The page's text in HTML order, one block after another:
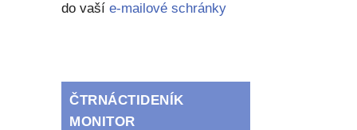
do vašíe-mailové schránky
ČTRNÁCTIDENÍK
MONITOR